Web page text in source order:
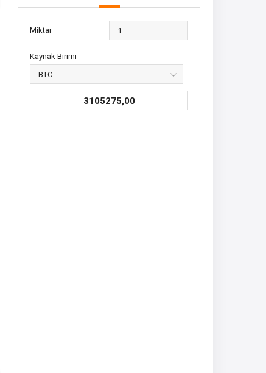
Miktar
Kaynak Birimi
3105275,00